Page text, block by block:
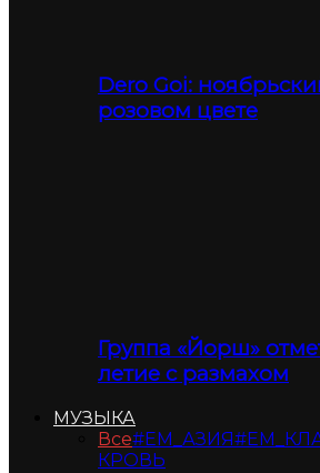
Dero Goi:
розовом цвете
Группа «Йорш»
летие с размахом
МУЗЫКА
Все#ЕМ_АЗИЯ
КРОВЬ